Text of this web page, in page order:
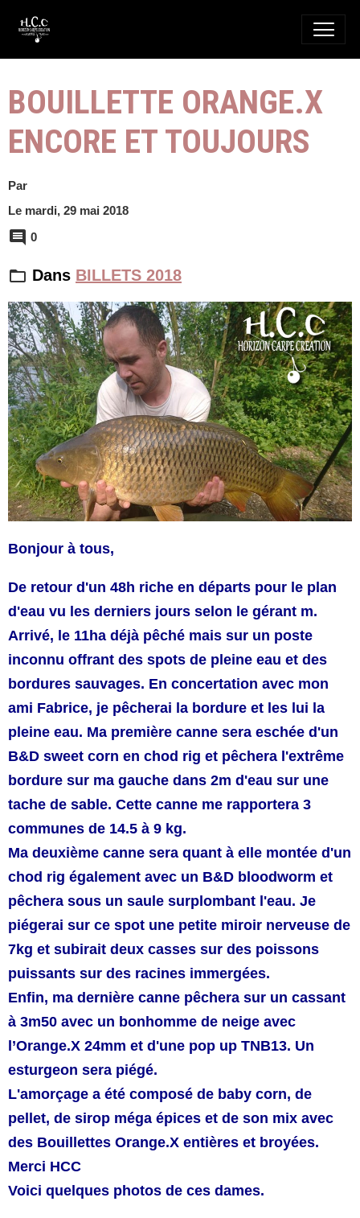
BOUILLETTE ORANGE.X
ENCORE ET TOUJOURS
Par
Le mardi, 29 mai 2018
0
Dans BILLETS 2018
Bonjour à tous,
De retour d'un 48h riche en départs pour le plan
d'eau vu les derniers jours selon le gérant m.
Arrivé, le 11ha déjà pêché mais sur un poste
inconnu offrant des spots de pleine eau et des
bordures sauvages. En concertation avec mon
ami Fabrice, je pêcherai la bordure et les lui la
pleine eau. Ma première canne sera eschée d'un
B&D sweet corn en chod rig et pêchera l'extrême
bordure sur ma gauche dans 2m d'eau sur une
tache de sable. Cette canne me rapportera 3
communes de 14.5 à 9 kg.
Ma deuxième canne sera quant à elle montée d'un
chod rig également avec un B&D bloodworm et
pêchera sous un saule surplombant l'eau. Je
piégerai sur ce spot une petite miroir nerveuse de
7kg et subirait deux casses sur des poissons
puissants sur des racines immergées.
Enfin, ma dernière canne pêchera sur un cassant
à 3m50 avec un bonhomme de neige avec
l’Orange.X 24mm et d'une pop up TNB13. Un
esturgeon sera piégé.
L'amorçage a été composé de baby corn, de
pellet, de sirop méga épices et de son mix avec
des Bouillettes Orange.X entières et broyées.
Merci HCC
Voici quelques photos de ces dames.